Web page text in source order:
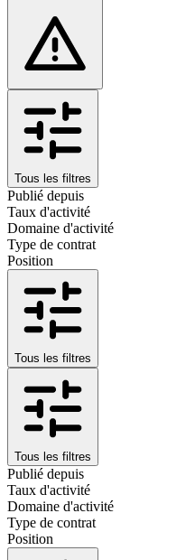
Tous les filtres
Publié depuis
Taux d'activité
Domaine d'activité
Type de contrat
Position
Tous les filtres
Tous les filtres
Publié depuis
Taux d'activité
Domaine d'activité
Type de contrat
Position